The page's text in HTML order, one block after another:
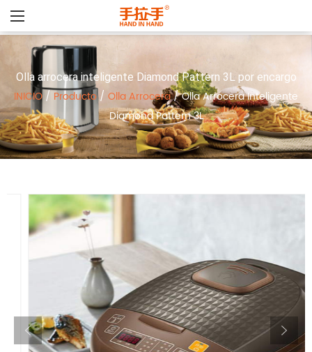
Olla arrocera inteligente Diamond Pattern 3L por encargo
INICIO / Producto/ Olla Arrocera/Olla Arrocera Inteligente
Diamond Pattern 3L